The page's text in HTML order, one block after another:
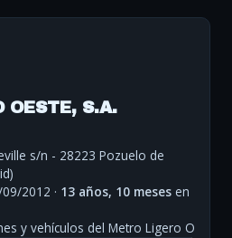
OESTE, S.A.
s/n - 28223 Pozuelo de
2012 · 13 años, 10 meses en
y vehículos del Metro Ligero O